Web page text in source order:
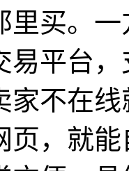
里买。
易平台
家不在
，就能